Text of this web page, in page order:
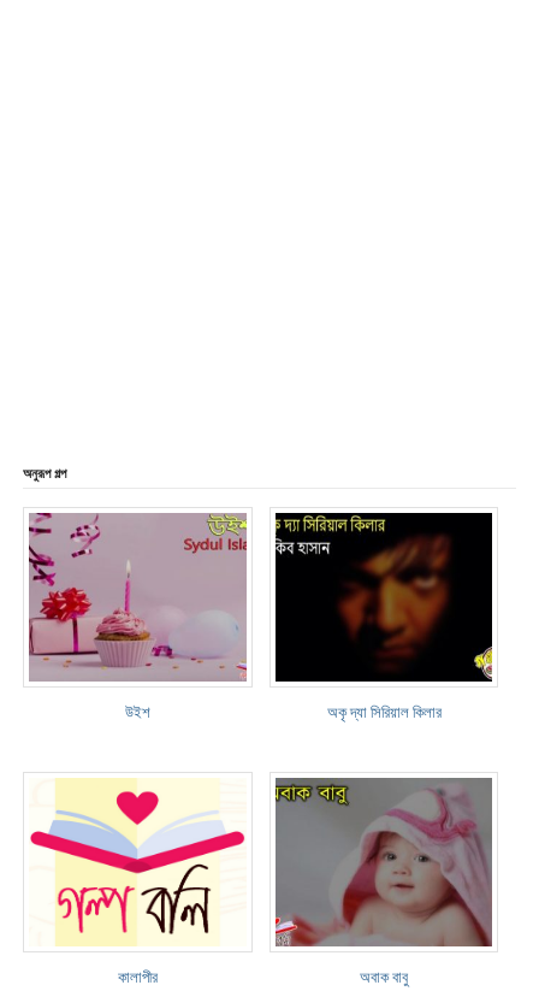
অনুরূপ গল্প
উইশ অকৃ দ্যা সিরিয়াল কিলার
কালাপীর অবাক বাবু